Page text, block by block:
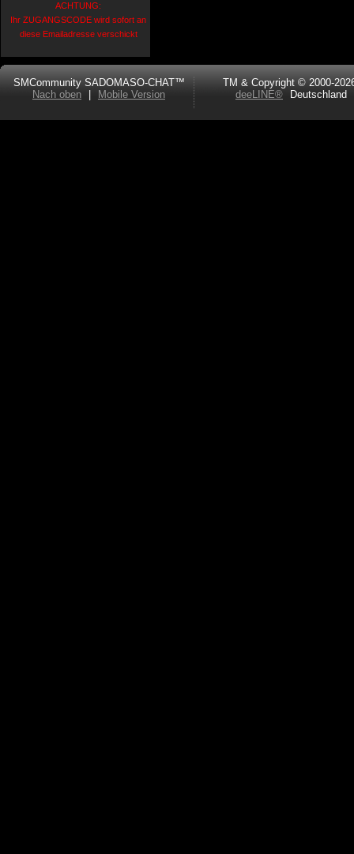
ACHTUNG:
Ihr ZUGANGSCODE wird sofort an
diese Emailadresse verschickt
SMCommunity SADOMASO-CHAT™
Nach oben
Mobile Version
TM & Copyright © 2000-
deeLINE®
Deutschland